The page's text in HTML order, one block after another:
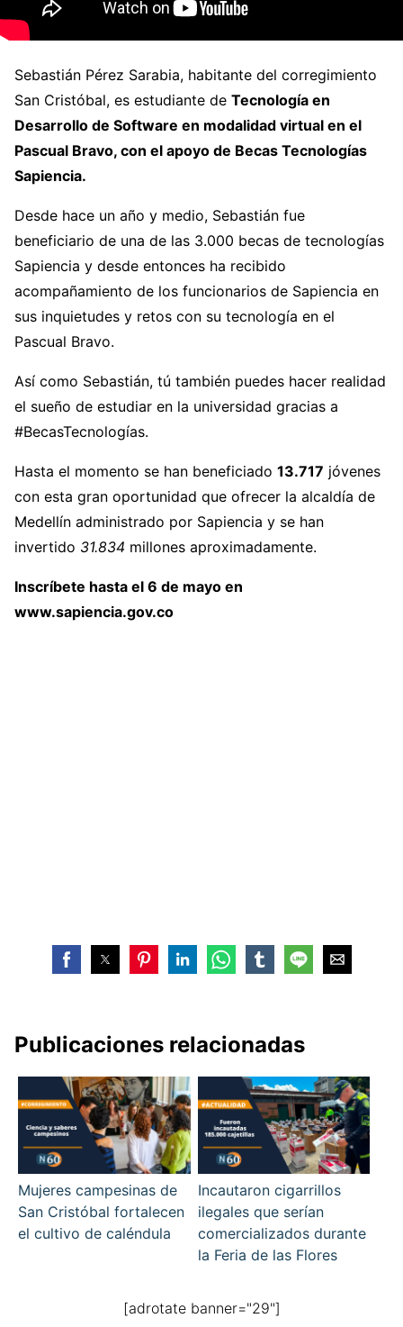
Sebastián Pérez Sarabia, habitante del corregimiento
San Cristóbal, es estudiante de Tecnología en
Desarrollo de Software en modalidad virtual en el
Pascual Bravo, con el apoyo de Becas Tecnologías
Sapiencia.
Desde hace un año y medio, Sebastián fue
beneficiario de una de las 3.000 becas de tecnologías
Sapiencia y desde entonces ha recibido
acompañamiento de los funcionarios de Sapiencia en
sus inquietudes y retos con su tecnología en el
Pascual Bravo.
Así como Sebastián, tú también puedes hacer realidad
el sueño de estudiar en la universidad gracias a
#BecasTecnologías.
Hasta el momento se han beneficiado 13.717 jóvenes
con esta gran oportunidad que ofrecer la alcaldía de
Medellín administrado por Sapiencia y se han
invertido 31.834 millones aproximadamente.
Inscríbete hasta el 6 de mayo en
www.sapiencia.gov.co
Publicaciones relacionadas
Mujeres campesinas de
San Cristóbal fortalecen
el cultivo de caléndula
Incautaron cigarrillos
ilegales que serían
comercializados durante
la Feria de las Flores
[adrotate banner="29"]